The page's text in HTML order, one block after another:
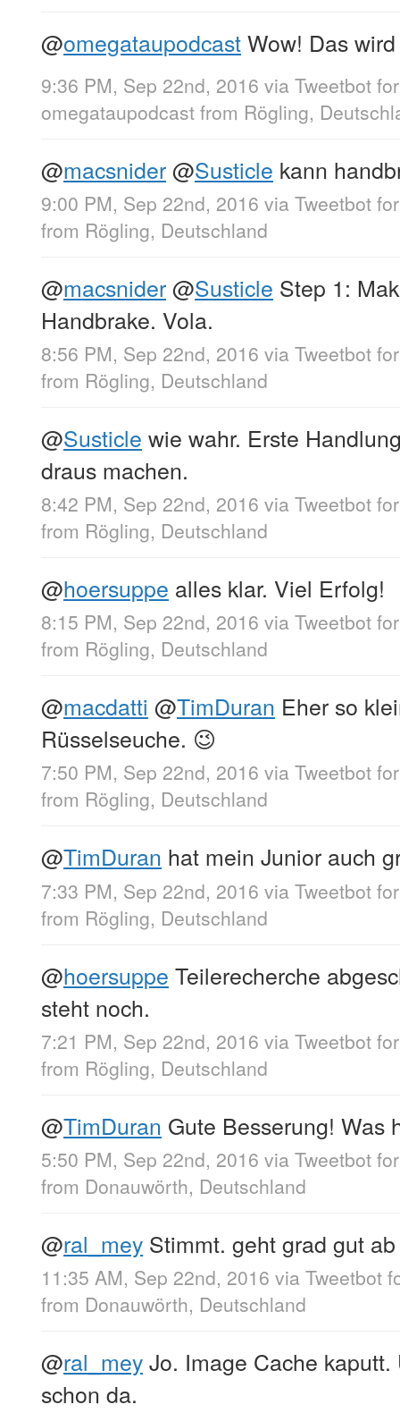
@omegataupodcastWow! Das
9:36 PM, Sep 22nd, 2016 via Tweetbot
omegataupodcast from Rögling,
@macsnider@Susticle kann
9:00 PM, Sep 22nd, 2016 via Tweetbot
from Rögling, Deutschland
@macsnider@Susticle Step 1:
Handbrake. Vola.
8:56 PM, Sep 22nd, 2016 via Tweetbot
from Rögling, Deutschland
@Susticle wie wahr. Erste
draus machen.
8:42 PM, Sep 22nd, 2016 via Tweetbot
from Rögling, Deutschland
@hoersuppe alles klar. Viel Erfolg!
8:15 PM, Sep 22nd, 2016 via Tweetbot
from Rögling, Deutschland
@macdatti @TimDuran Eher so
Rüsselseuche. 😉
7:50 PM, Sep 22nd, 2016 via Tweetbot
from Rögling, Deutschland
@TimDuran hat mein Junior auch
7:33 PM, Sep 22nd, 2016 via Tweetbot
from Rögling, Deutschland
@hoersuppe Teilerecherche
steht noch.
7:21 PM, Sep 22nd, 2016 via Tweetbot
from Rögling, Deutschland
@TimDuran Gute Besserung! Was
5:50 PM, Sep 22nd, 2016 via Tweetbot
from Donauwörth, Deutschland
@ral_mey Stimmt. geht grad gut
11:35 AM, Sep 22nd, 2016 via Tweetbot
from Donauwörth, Deutschland
@ral_meyJo. Image Cache
schon da.